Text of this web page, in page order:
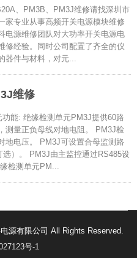
、PM3B、PM3J维修请找深圳市
家专业从事高频开关电源模块维修
电源维修团队对大功率开关电源电
修经验。同时公司配置了齐全的仪
器件与材料，对元...
维修
能: 绝缘检测单元PM3J提供60路
测量正负母线对地电阻。 PM3J检
地电压。 PM3J可设置合母监测路
选）。 PM3J由主监控通过RS485设
检测单元PM...
源有限公司 All Rights Reserved.
号-1